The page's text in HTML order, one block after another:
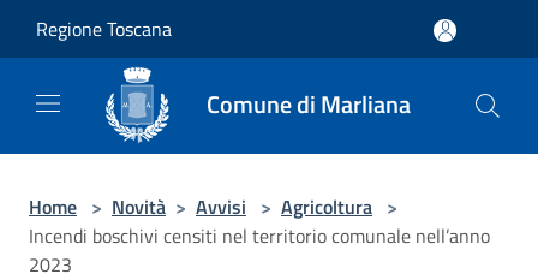
Regione Toscana
Comune di Marliana
Home > Novità > Avvisi > Agricoltura >
Incendi boschivi censiti nel territorio comunale nell’anno
2023